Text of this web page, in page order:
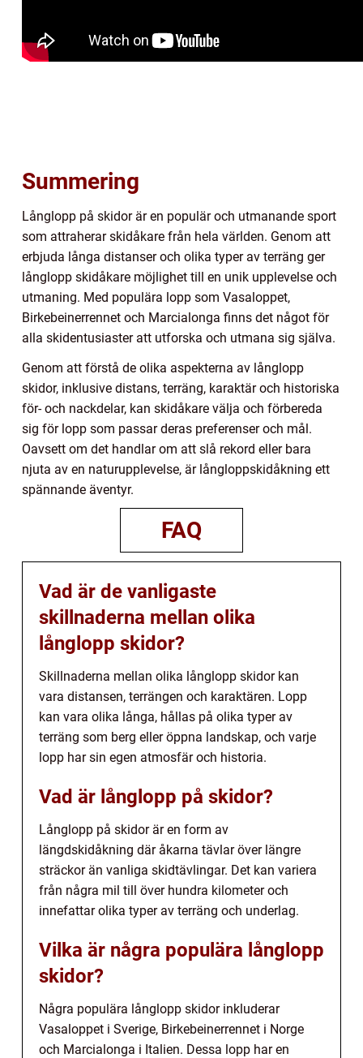
Summering
Långlopp på skidor är en populär och utmanande sport
som attraherar skidåkare från hela världen. Genom att
erbjuda långa distanser och olika typer av terräng ger
långlopp skidåkare möjlighet till en unik upplevelse och
utmaning. Med populära lopp som Vasaloppet,
Birkebeinerrennet och Marcialonga finns det något för
alla skidentusiaster att utforska och utmana sig själva.
Genom att förstå de olika aspekterna av långlopp
skidor, inklusive distans, terräng, karaktär och historiska
för- och nackdelar, kan skidåkare välja och förbereda
sig för lopp som passar deras preferenser och mål.
Oavsett om det handlar om att slå rekord eller bara
njuta av en naturupplevelse, är långloppskidåkning ett
spännande äventyr.
FAQ
Vad är de vanligaste
skillnaderna mellan olika
långlopp skidor?
Skillnaderna mellan olika långlopp skidor kan
vara distansen, terrängen och karaktären. Lopp
kan vara olika långa, hållas på olika typer av
terräng som berg eller öppna landskap, och varje
lopp har sin egen atmosfär och historia.
Vad är långlopp på skidor?
Långlopp på skidor är en form av
längdskidåkning där åkarna tävlar över längre
sträckor än vanliga skidtävlingar. Det kan variera
från några mil till över hundra kilometer och
innefattar olika typer av terräng och underlag.
Vilka är några populära långlopp
skidor?
Några populära långlopp skidor inkluderar
Vasaloppet i Sverige, Birkebeinerrennet i Norge
och Marcialonga i Italien. Dessa lopp har en